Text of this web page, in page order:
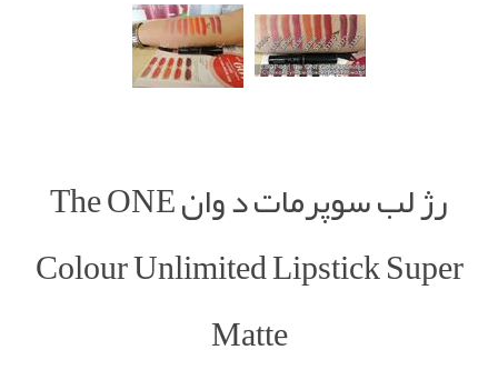
رژ لب سوپرمات د وان The ONE
Colour Unlimited Lipstick Super
Matte